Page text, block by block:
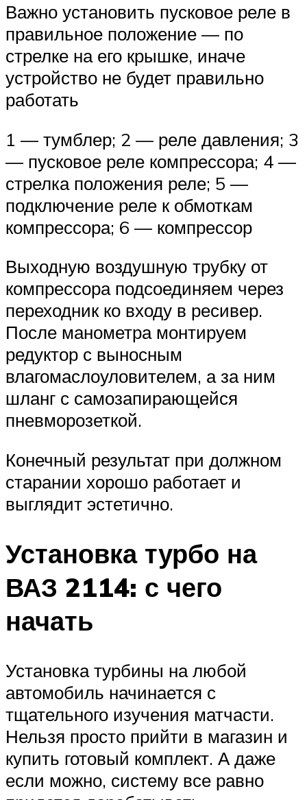
Важно установить пусковое реле в
правильное положение — по
стрелке на его крышке, иначе
устройство не будет правильно
работать
1 — тумблер; 2 — реле давления; 3
— пусковое реле компрессора; 4 —
стрелка положения реле; 5 —
подключение реле к обмоткам
компрессора; 6 — компрессор
Выходную воздушную трубку от
компрессора подсоединяем через
переходник ко входу в ресивер.
После манометра монтируем
редуктор с выносным
влагомаслоуловителем, а за ним
шланг с самозапирающейся
пневморозеткой.
Конечный результат при должном
старании хорошо работает и
выглядит эстетично.
Установка турбо на
ВАЗ 2114: с чего
начать
Установка турбины на любой
автомобиль начинается с
тщательного изучения матчасти.
Нельзя просто прийти в магазин и
купить готовый комплект. А даже
если можно, систему все равно